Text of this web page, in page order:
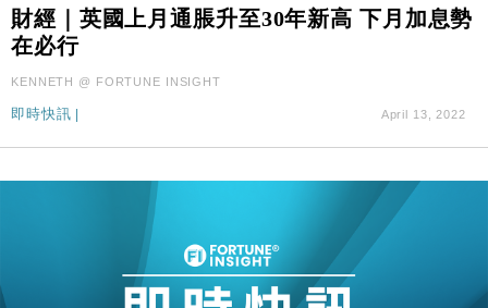
財經｜英國上月通脹升至30年新高 下月加息勢
在必行
KENNETH @ FORTUNE INSIGHT
即時快訊 | April 13, 2022